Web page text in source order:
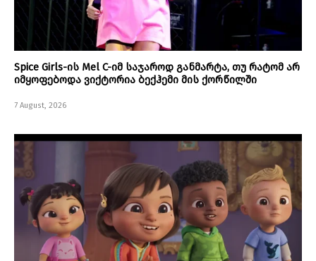
Spice Girls-ის Mel C-იმ საჯაროდ განმარტა, თუ რატომ არ
იმყოფებოდა ვიქტორია ბექჰემი მის ქორწილში
7 August, 2026